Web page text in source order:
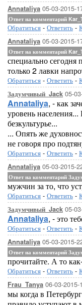
Annataliya 05-03-2015-
Ответ на комментарий
Обратиться - Ответить -
Annataliya 05-03-2015-
Ответ на комментарий
специально
только 2 лавки
Обратиться - Ответить -
Задумчивый_Jack 05-
Annataliya, - как
уровень населения...
безкультурье...
... Опять же
не говоря про
Обратиться - Ответить -
Annataliya 05-03-2015-
Ответ на комментарий
мужчин за то, что
Обратиться - Ответить -
Задумчивый_Jack 05-
Annataliya, - это
Обратиться - Ответить -
Annataliya 05-03-2015-
Ответ на комментарий
прочитайте. А то
Обратиться - Ответить -
Frau_Tanya 06-03-2015-
мы когда в